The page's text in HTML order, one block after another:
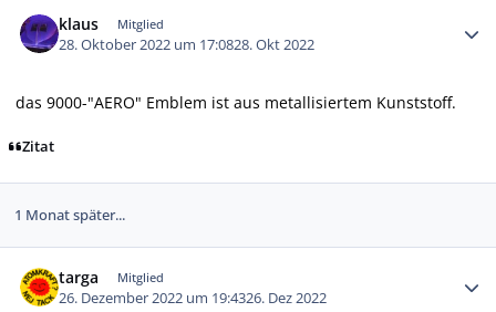
klaus Mitglied
28. Oktober 2022 um 17:0828. Okt 2022
das 9000-"AERO" Emblem ist aus metallisiertem Kunststoff.
Zitat
1 Monat später...
targa Mitglied
26. Dezember 2022 um 19:4326. Dez 2022